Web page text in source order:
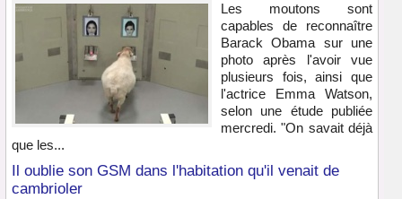
Les moutons sont
capables de reconnaître
Barack Obama sur une
photo après l'avoir vue
plusieurs fois, ainsi que
l'actrice Emma Watson,
selon une étude publiée
mercredi. "On savait déjà
que les...
Il oublie son GSM dans l'habitation qu'il venait de
cambrioler